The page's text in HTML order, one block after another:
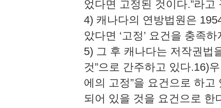
었다면 고정된 것이다.”라
4) 캐나다의 연방법원은
았다면 ‘고정’ 요건을 충족
5) 그 후 캐나다는 저작권법
것”으로 간주하고 있다.16)
에의 고정”을 요건으로 하
되어 있을 것을 요건으로 한